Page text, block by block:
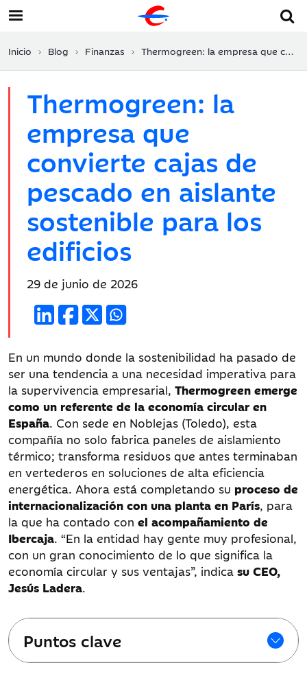
Inicio Blog Finanzas Thermogreen: la empresa que convierte cajas de pescado en aislante sostenible para los edificios
Thermogreen: la
empresa que
convierte cajas de
pescado en aislante
sostenible para los
edificios
Fecha
publicación:
29 de junio de 2026
En un mundo donde la sostenibilidad ha pasado de
ser una tendencia a una necesidad imperativa para
la supervivencia empresarial, Thermogreen emerge
como un referente de la economía circular en
España. Con sede en Noblejas (Toledo), esta
compañía no solo fabrica paneles de aislamiento
térmico; transforma residuos que antes terminaban
en vertederos en soluciones de alta eficiencia
energética. Ahora está completando su proceso de
internacionalización con una planta en París, para
la que ha contado con el acompañamiento de
Ibercaja. “En la entidad hay gente muy profesional,
con un gran conocimiento de lo que significa la
economía circular y sus ventajas”, indica su CEO,
Jesús Ladera.
Puntos clave